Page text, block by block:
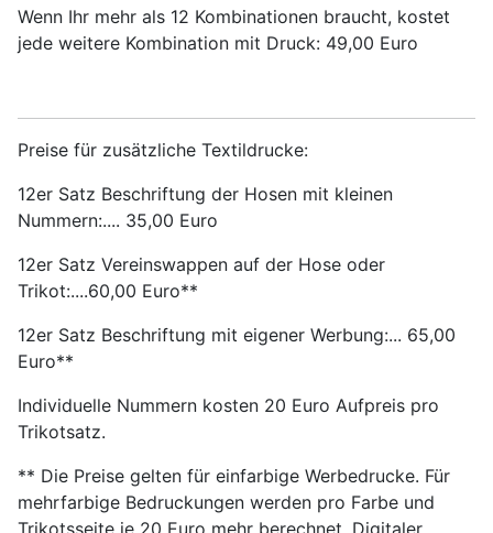
Wenn Ihr mehr als 12 Kombinationen braucht, kostet
jede weitere Kombination mit Druck: 49,00 Euro
Preise für zusätzliche Textildrucke:
12er Satz Beschriftung der Hosen mit kleinen
Nummern:.... 35,00 Euro
12er Satz Vereinswappen auf der Hose oder
Trikot:....60,00 Euro**
12er Satz Beschriftung mit eigener Werbung:... 65,00
Euro**
Individuelle Nummern kosten 20 Euro Aufpreis pro
Trikotsatz.
** Die Preise gelten für einfarbige Werbedrucke. Für
mehrfarbige Bedruckungen werden pro Farbe und
Trikotsseite je 20 Euro mehr berechnet. Digitaler